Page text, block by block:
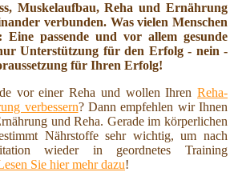
Muskelaufbau, Reha und Ernährung
verbunden. Was vielen Menschen
passende und vor allem gesunde
Unterstützung für den Erfolg - nein -
für Ihren Erfolg!
vor einer Reha und wollen Ihren Reha-
verbessern? Dann empfehlen wir Ihnen
und Reha. Gerade im körperlichen
Nährstoffe sehr wichtig, um nach
wieder in geordnetes Training
Sie hier mehr dazu!